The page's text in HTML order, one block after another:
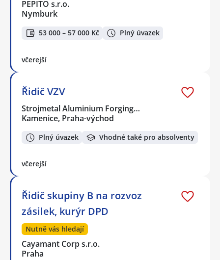
PEPITO s.r.o.
Nymburk
53 000 – 57 000 Kč Plný úvazek
včerejší
Řidič VZV
Strojmetal Aluminium Forging…
Kamenice, Praha-východ
Plný úvazek Vhodné také pro absolventy
včerejší
Řidič skupiny B na rozvoz
zásilek, kurýr DPD
Nutně vás hledají
Cayamant Corp s.r.o.
Praha